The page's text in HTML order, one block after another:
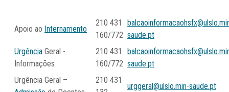
Apoio ao Internamento
210 431
160/772 saude.pt
Urgência Geral -
Informações
210 431
160/772 saude.pt
Urgência Geral –
210 431
urggeral@ulslo.min-saude.pt